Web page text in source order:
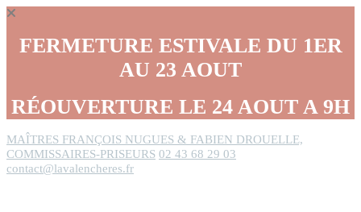
FERMETURE ESTIVALE DU 1ER
AU 23 AOUT
RÉOUVERTURE LE 24 AOUT A 9H
MAÎTRES FRANÇOIS NUGUES & FABIEN DROUELLE,
COMMISSAIRES-PRISEURS 02 43 68 29 03
contact@lavalencheres.fr
Panneau de gestion des cookies